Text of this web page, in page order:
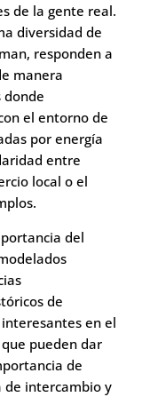
de la gente real.
diversidad de
responden a
manera
donde
el entorno de
por energía
entre
local o el
del
de
en el
pueden dar
de
de intercambio y